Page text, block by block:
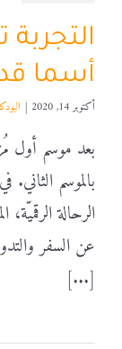
أسما
أكتوبر 14, 2020 |
بعد موسم أول
بالموسم
الرحالة
عن السفر
[...]